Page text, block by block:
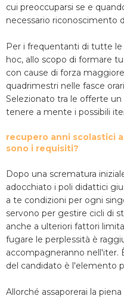
cui preoccuparsi se e
necessario riconoscimento
Per i frequentanti di tutte
hoc, allo scopo di formare
con cause di forza
quadrimestri nelle fasce
Selezionato tra le offerte un
tenere a mente i possibili
recupero anni scolastici
sono i requisiti?
Dopo una scrematura
adocchiato i poli didattici
a te condizioni per ogni
servono per gestire cicli di
anche a ulteriori fattori
fugare le perplessità è
accompagneranno nell'iter.
del candidato è l'elemento
Allorché assaporerai la